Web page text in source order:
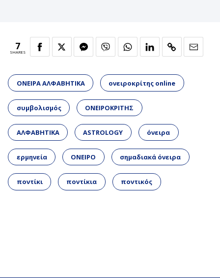
7
SHARES
ΟΝΕΙΡΑ ΑΛΦΑΒΗΤΙΚΑ ονειροκρίτης online
συμβολισμός ΟΝΕΙΡΟΚΡΙΤΗΣ
ΑΛΦΑΒΗΤΙΚΑ ASTROLOGY όνειρα
ερμηνεία ΟΝΕΙΡΟ σημαδιακά όνειρα
ποντίκι ποντίκια ποντικός